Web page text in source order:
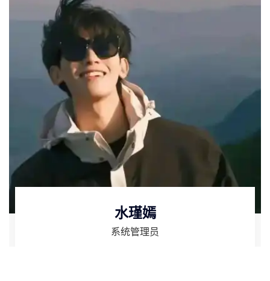
水瑾嫣
系统管理员